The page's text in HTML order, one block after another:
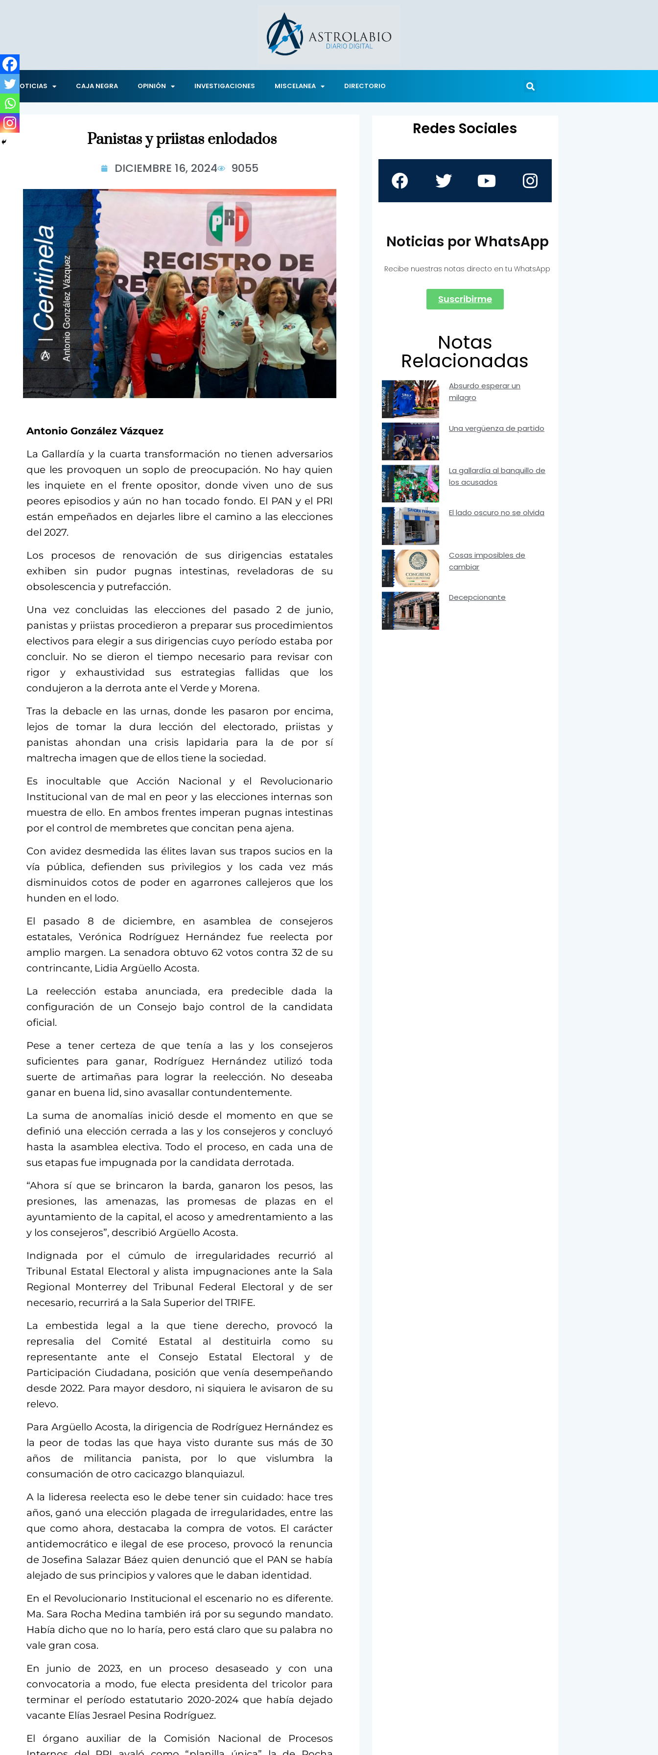
NOTICIAS CAJA NEGRA OPINIÓN INVESTIGACIONES MISCELANEA DIRECTORIO
Panistas y priistas enlodados
DICIEMBRE 16, 2024 9055
Antonio González Vázquez
La Gallardía y la cuarta transformación no tienen adversarios
que les provoquen un soplo de preocupación. No hay quien
les inquiete en el frente opositor, donde viven uno de sus
peores episodios y aún no han tocado fondo. El PAN y el PRI
están empeñados en dejarles libre el camino a las elecciones
del 2027.
Los procesos de renovación de sus dirigencias estatales
exhiben sin pudor pugnas intestinas, reveladoras de su
obsolescencia y putrefacción.
Una vez concluidas las elecciones del pasado 2 de junio,
panistas y priistas procedieron a preparar sus procedimientos
electivos para elegir a sus dirigencias cuyo período estaba por
concluir. No se dieron el tiempo necesario para revisar con
rigor y exhaustividad sus estrategias fallidas que los
condujeron a la derrota ante el Verde y Morena.
Tras la debacle en las urnas, donde les pasaron por encima,
lejos de tomar la dura lección del electorado, priistas y
panistas ahondan una crisis lapidaria para la de por sí
maltrecha imagen que de ellos tiene la sociedad.
Es inocultable que Acción Nacional y el Revolucionario
Institucional van de mal en peor y las elecciones internas son
muestra de ello. En ambos frentes imperan pugnas intestinas
por el control de membretes que concitan pena ajena.
Con avidez desmedida las élites lavan sus trapos sucios en la
vía pública, defienden sus privilegios y los cada vez más
disminuidos cotos de poder en agarrones callejeros que los
hunden en el lodo.
El pasado 8 de diciembre, en asamblea de consejeros
estatales, Verónica Rodríguez Hernández fue reelecta por
amplio margen. La senadora obtuvo 62 votos contra 32 de su
contrincante, Lidia Argüello Acosta.
La reelección estaba anunciada, era predecible dada la
configuración de un Consejo bajo control de la candidata
oficial.
Pese a tener certeza de que tenía a las y los consejeros
suficientes para ganar, Rodríguez Hernández utilizó toda
suerte de artimañas para lograr la reelección. No deseaba
ganar en buena lid, sino avasallar contundentemente.
La suma de anomalías inició desde el momento en que se
definió una elección cerrada a las y los consejeros y concluyó
hasta la asamblea electiva. Todo el proceso, en cada una de
sus etapas fue impugnada por la candidata derrotada.
“Ahora sí que se brincaron la barda, ganaron los pesos, las
presiones, las amenazas, las promesas de plazas en el
ayuntamiento de la capital, el acoso y amedrentamiento a las
y los consejeros”, describió Argüello Acosta.
Indignada por el cúmulo de irregularidades recurrió al
Tribunal Estatal Electoral y alista impugnaciones ante la Sala
Regional Monterrey del Tribunal Federal Electoral y de ser
necesario, recurrirá a la Sala Superior del TRIFE.
La embestida legal a la que tiene derecho, provocó la
represalia del Comité Estatal al destituirla como su
representante ante el Consejo Estatal Electoral y de
Participación Ciudadana, posición que venía desempeñando
desde 2022. Para mayor desdoro, ni siquiera le avisaron de su
relevo.
Para Argüello Acosta, la dirigencia de Rodríguez Hernández es
la peor de todas las que haya visto durante sus más de 30
años de militancia panista, por lo que vislumbra la
consumación de otro cacicazgo blanquiazul.
A la lideresa reelecta eso le debe tener sin cuidado: hace tres
años, ganó una elección plagada de irregularidades, entre las
que como ahora, destacaba la compra de votos. El carácter
antidemocrático e ilegal de ese proceso, provocó la renuncia
de Josefina Salazar Báez quien denunció que el PAN se había
alejado de sus principios y valores que le daban identidad.
En el Revolucionario Institucional el escenario no es diferente.
Ma. Sara Rocha Medina también irá por su segundo mandato.
Había dicho que no lo haría, pero está claro que su palabra no
vale gran cosa.
En junio de 2023, en un proceso desaseado y con una
convocatoria a modo, fue electa presidenta del tricolor para
terminar el período estatutario 2020-2024 que había dejado
vacante Elías Jesrael Pesina Rodríguez.
El órgano auxiliar de la Comisión Nacional de Procesos
Redes Sociales
Noticias por WhatsApp
Recibe nuestras notas directo en tu WhatsApp
Suscribirme
Notas
Relacionadas
Absurdo esperar un
milagro
Una vergüenza de partido
La gallardía al banquillo de
los acusados
El lado oscuro no se olvida
Cosas imposibles de
cambiar
Decepcionante